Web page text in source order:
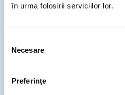
în urma folosirii serviciilor lor.
consimțământului
Necesare
Preferinţe
devenit extrem de